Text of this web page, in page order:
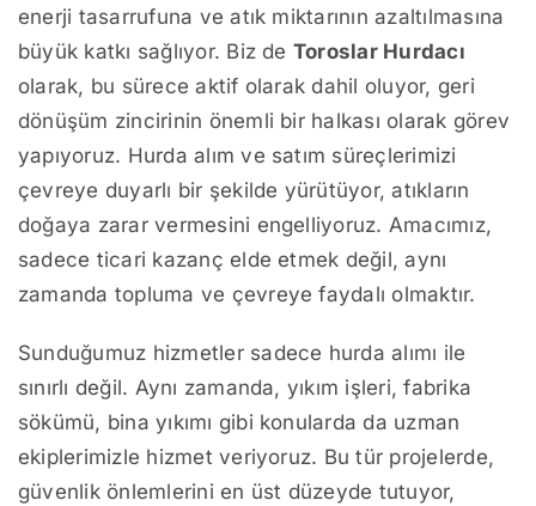
enerji tasarrufuna ve atık miktarının azaltılmasına
büyük katkı sağlıyor. Biz de Toroslar Hurdacı
olarak, bu sürece aktif olarak dahil oluyor, geri
dönüşüm zincirinin önemli bir halkası olarak görev
yapıyoruz. Hurda alım ve satım süreçlerimizi
çevreye duyarlı bir şekilde yürütüyor, atıkların
doğaya zarar vermesini engelliyoruz. Amacımız,
sadece ticari kazanç elde etmek değil, aynı
zamanda topluma ve çevreye faydalı olmaktır.
Sunduğumuz hizmetler sadece hurda alımı ile
sınırlı değil. Aynı zamanda, yıkım işleri, fabrika
sökümü, bina yıkımı gibi konularda da uzman
ekiplerimizle hizmet veriyoruz. Bu tür projelerde,
güvenlik önlemlerini en üst düzeyde tutuyor,